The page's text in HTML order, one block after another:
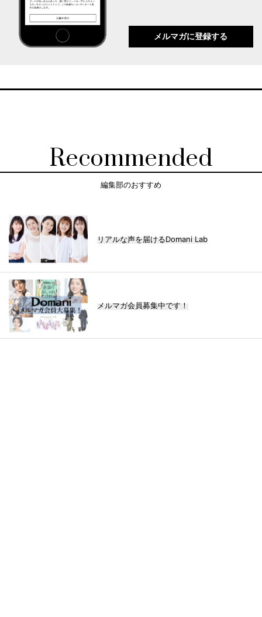
メルマガに登録する
Recommended
編集部のおすすめ
リアルな声を届けるDomani Lab
メルマガ会員募集中です！